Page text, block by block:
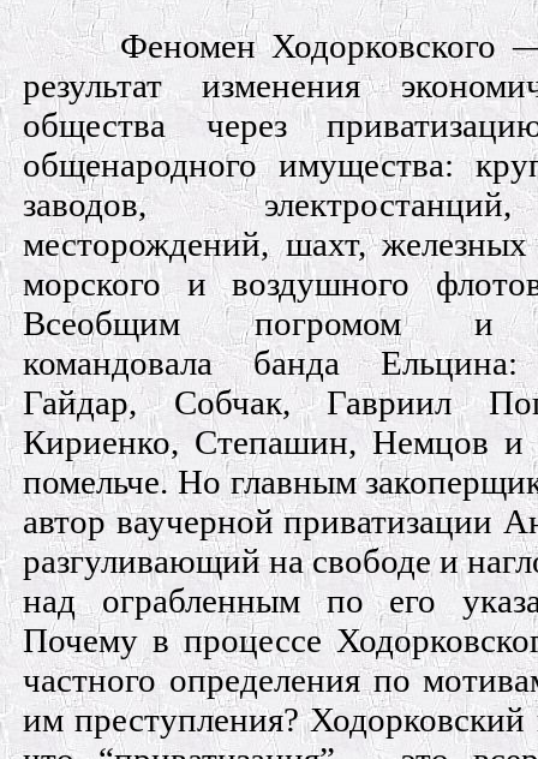
Феномен Ходорковского
результат изменения
общества через
общенародного имущества:
заводов,
месторождений, шахт, железных
морского и воздушного
Всеобщим погромом и
командовала банда
Гайдар, Собчак, Гавриил
Кириенко, Степашин, Немцов и
помельче. Но главным
автор ваучерной приватизации
разгуливающий на свободе и
над ограбленным по его
Почему в процессе
частного определения по
им преступления?